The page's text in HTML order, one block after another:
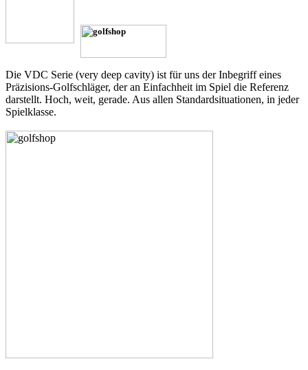
Die VDC Serie (very deep cavity) ist für uns der Inbegriff eines
Präzisions-Golfschläger, der an Einfachheit im Spiel die Referenz
darstellt. Hoch, weit, gerade. Aus allen Standardsituationen, in jeder
Spielklasse.